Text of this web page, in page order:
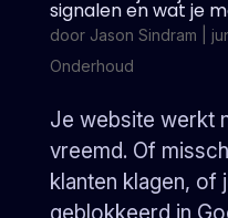
signalen en wat je
door Jason Sindram
Onderhoud
Je website werkt
vreemd. Of
klanten klagen,